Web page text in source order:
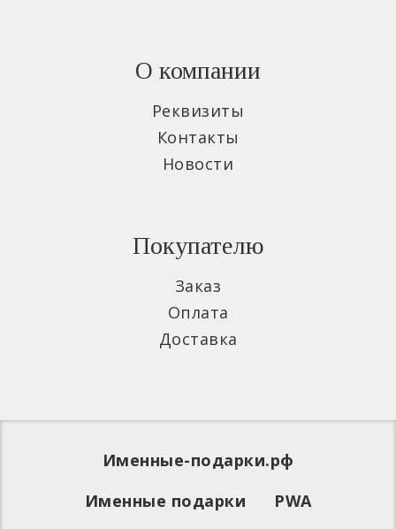
О компании
Реквизиты
Контакты
Новости
Покупателю
Заказ
Оплата
Доставка
Именные-подарки.рф
Именные подарки
PWA